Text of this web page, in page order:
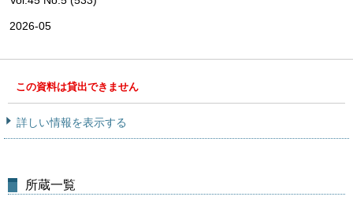
2026-05
この資料は貸出できません
詳しい情報を表示する
所蔵一覧